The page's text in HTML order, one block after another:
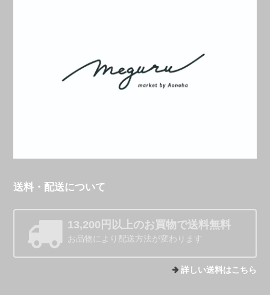
送料・配送について
13,200円以上のお買物で送料無料
お品物により配送方法が変わります
詳しい送料はこちら